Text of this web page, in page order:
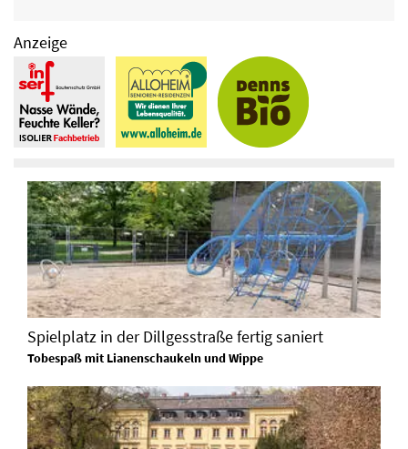
Anzeige
Spielplatz in der Dillgesstraße fertig saniert
Tobespaß mit Lianenschaukeln und Wippe